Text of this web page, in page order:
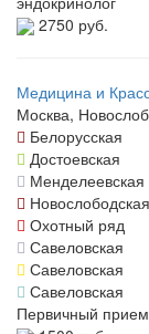
2750 руб.
Медицина и
Москва,
Белорусская
Достоевская
Менделеевская
Новослободская
Охотный ряд
Савеловская
Савеловская
Савеловская
Первичный